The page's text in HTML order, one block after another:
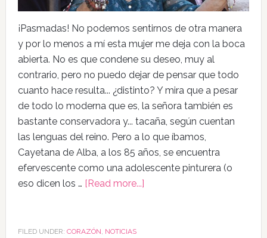
¡Pasmadas! No podemos sentirnos de otra manera
y por lo menos a mí esta mujer me deja con la boca
abierta. No es que condene su deseo, muy al
contrario, pero no puedo dejar de pensar que todo
cuanto hace resulta... ¿distinto? Y mira que a pesar
de todo lo moderna que es, la señora también es
bastante conservadora y... tacaña, según cuentan
las lenguas del reino. Pero a lo que íbamos,
Cayetana de Alba, a los 85 años, se encuentra
efervescente como una adolescente pinturera (o
eso dicen los … [Read more...]
FILED UNDER: CORAZÓN NOTICIAS